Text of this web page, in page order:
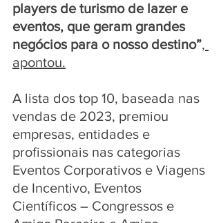
players de turismo de lazer e
eventos, que geram grandes
negócios para o nosso destino”,
apontou.
A lista dos top 10, baseada nas
vendas de 2023, premiou
empresas, entidades e
profissionais nas categorias
Eventos Corporativos e Viagens
de Incentivo, Eventos
Científicos – Congressos e